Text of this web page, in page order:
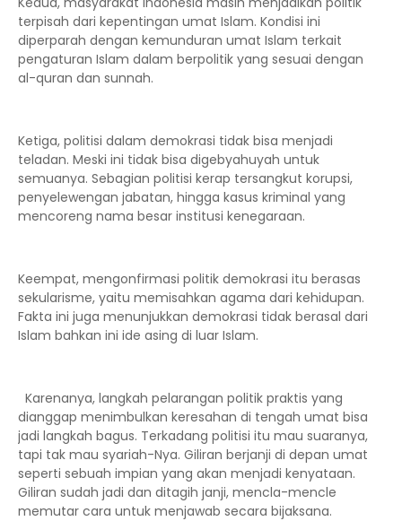
terpisah dari kepentingan umat Islam. Kondisi ini
diperparah dengan kemunduran umat Islam terkait
pengaturan Islam dalam berpolitik yang sesuai dengan
al-quran dan sunnah.
Ketiga, politisi dalam demokrasi tidak bisa menjadi
teladan. Meski ini tidak bisa digebyahuyah untuk
semuanya. Sebagian politisi kerap tersangkut korupsi,
penyelewengan jabatan, hingga kasus kriminal yang
mencoreng nama besar institusi kenegaraan.
Keempat, mengonfirmasi politik demokrasi itu berasas
sekularisme, yaitu memisahkan agama dari kehidupan.
Fakta ini juga menunjukkan demokrasi tidak berasal dari
Islam bahkan ini ide asing di luar Islam.
Karenanya, langkah pelarangan politik praktis yang
dianggap menimbulkan keresahan di tengah umat bisa
jadi langkah bagus. Terkadang politisi itu mau suaranya,
tapi tak mau syariah-Nya. Giliran berjanji di depan umat
seperti sebuah impian yang akan menjadi kenyataan.
Giliran sudah jadi dan ditagih janji, mencla-mencle
memutar cara untuk menjawab secara bijaksana.